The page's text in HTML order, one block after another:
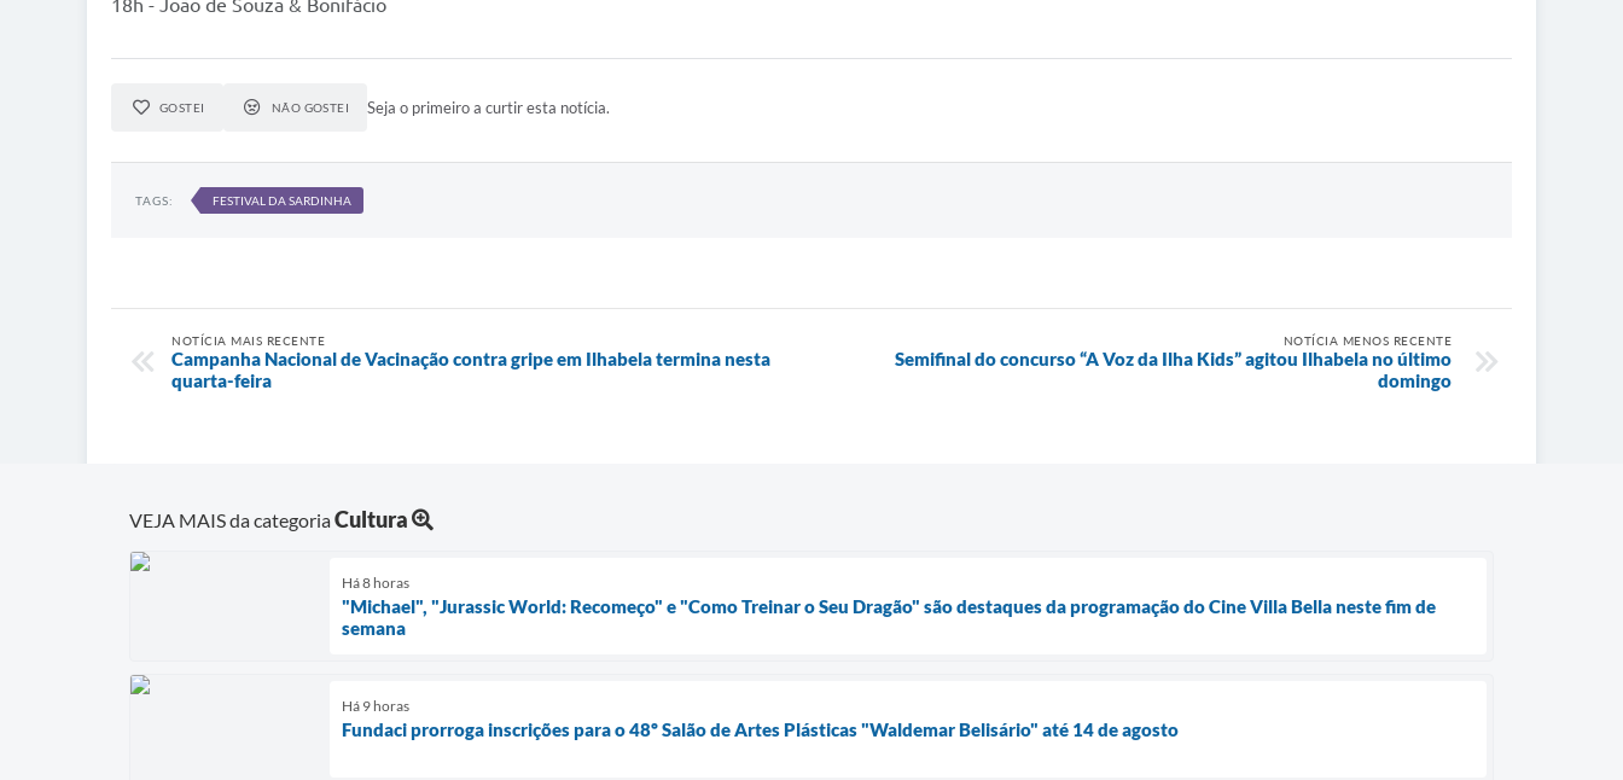
18h - João de Souza & Bonifácio
GOSTEI NÃO GOSTEI Seja o primeiro a curtir esta notícia.
TAGS: FESTIVAL DA SARDINHA
NOTÍCIA MAIS RECENTE
Campanha Nacional de Vacinação contra gripe em Ilhabela termina nesta
quarta-feira
NOTÍCIA MENOS RECENTE
Semifinal do concurso “A Voz da Ilha Kids” agitou Ilhabela no último
domingo
VEJA MAIS da categoriaCultura
Há 8 horas
"Michael", "Jurassic World: Recomeço" e "Como Treinar o Seu Dragão" são destaques da programação do Cine Villa Bella neste fim de
semana
Há 9 horas
Fundaci prorroga inscrições para o 48º Salão de Artes Plásticas "Waldemar Belisário" até 14 de agosto